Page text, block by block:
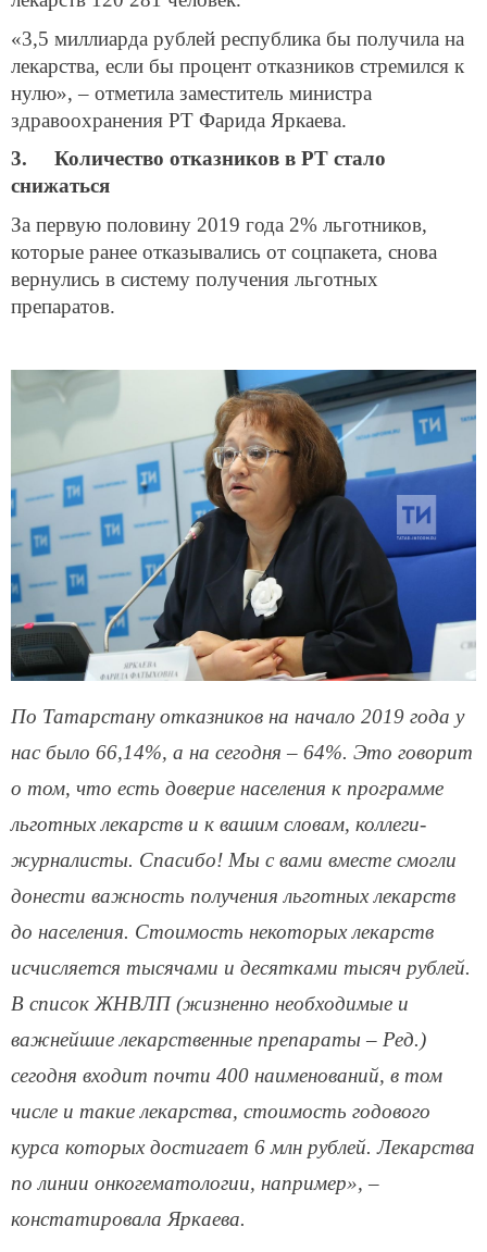
«3,5 миллиарда рублей республика бы получила на
лекарства, если бы процент отказников стремился к
нулю», – отметила заместитель министра
здравоохранения РТ Фарида Яркаева.
3. Количество отказников в РТ стало
снижаться
За первую половину 2019 года 2% льготников,
которые ранее отказывались от соцпакета, снова
вернулись в систему получения льготных
препаратов.
По Татарстану отказников на начало 2019 года у
нас было 66,14%, а на сегодня – 64%. Это говорит
о том, что есть доверие населения к программе
льготных лекарств и к вашим словам, коллеги-
журналисты. Спасибо! Мы с вами вместе смогли
донести важность получения льготных лекарств
до населения. Стоимость некоторых лекарств
исчисляется тысячами и десятками тысяч рублей.
В список ЖНВЛП (жизненно необходимые и
важнейшие лекарственные препараты – Ред.)
сегодня входит почти 400 наименований, в том
числе и такие лекарства, стоимость годового
курса которых достигает 6 млн рублей. Лекарства
по линии онкогематологии, например», –
констатировала Яркаева.